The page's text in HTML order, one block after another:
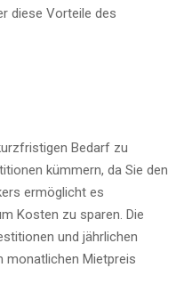
diese Vorteile des
Bedarf zu
kümmern, da Sie den
ermöglicht es
Kosten zu sparen. Die
und jährlichen
monatlichen Mietpreis